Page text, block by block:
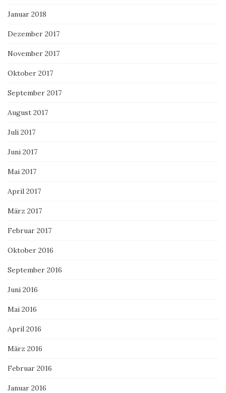
Januar 2018
Dezember 2017
November 2017
Oktober 2017
September 2017
August 2017
Juli 2017
Juni 2017
Mai 2017
April 2017
März 2017
Februar 2017
Oktober 2016
September 2016
Juni 2016
Mai 2016
April 2016
März 2016
Februar 2016
Januar 2016